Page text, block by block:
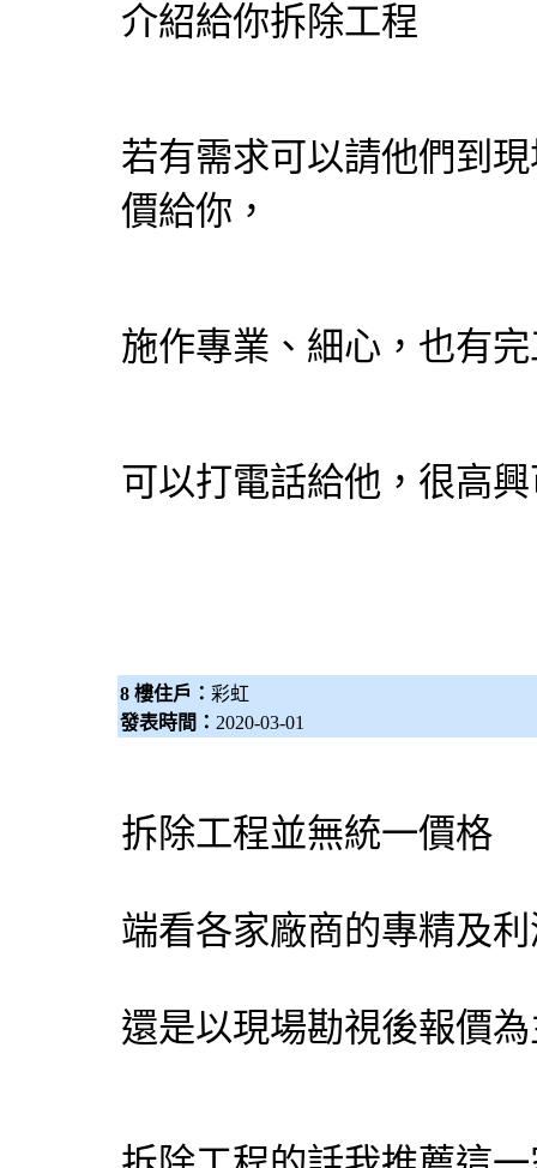
介紹給你拆除工程
若有需求可以請他們到
價給你，
施作專業、細心，也有
可以打電話給他，很高
8 樓住戶： 彩虹
發表時間： 2020-03-01
拆除工程並無統一價格
端看各家廠商的專精及
還是以現場勘視後報價